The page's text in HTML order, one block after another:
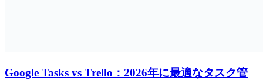
Google Tasks vs Trello：2026年に最適なタスク管